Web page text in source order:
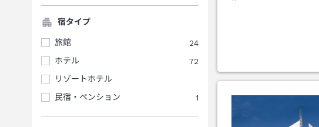
宿タイプ
旅館
24
ホテル
72
リゾートホテル
民宿・ペンション
1